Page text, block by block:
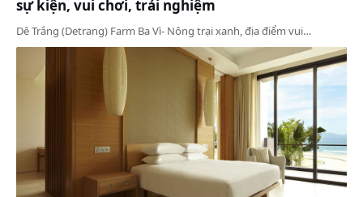
sự kiện, vui chơi, trải nghiệm
Dê Trắng (Detrang) Farm Ba Vì- Nông trại xanh, địa điểm vui…